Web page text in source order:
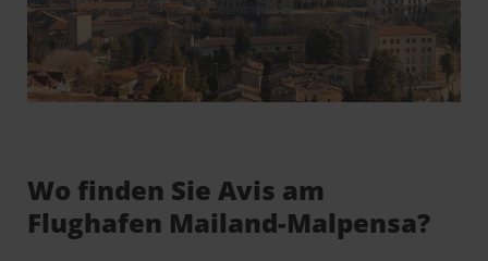
Wo finden Sie Avis am
Flughafen Mailand-Malpensa?